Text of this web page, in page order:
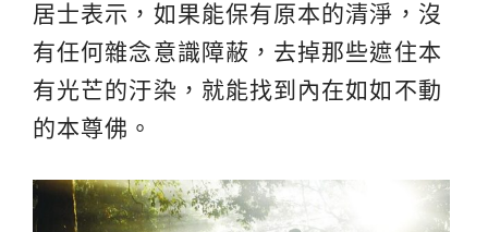
居士表示，如果能保有原本的清淨，沒
有任何雜念意識障蔽，去掉那些遮住本
有光芒的汙染，就能找到內在如如不動
的本尊佛。